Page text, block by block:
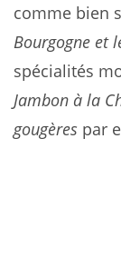
comme bien
Bourgogne et
spécialités
Jambon à la
gougères par